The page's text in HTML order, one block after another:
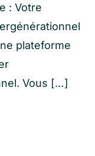
: Votre
plateforme
Vous […]